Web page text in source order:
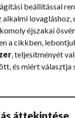
beállítással
alkalmi lovagláshoz,
éjszakai
a cikkben,
, teljesítményét
és miért választja
áttekintése